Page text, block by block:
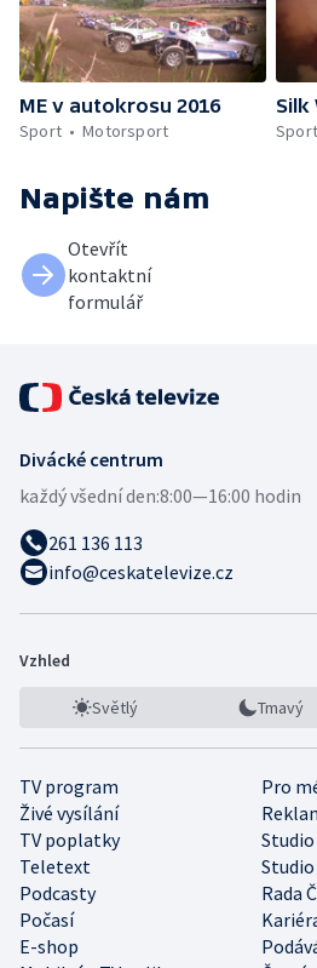
ME v autokrosu 2016
Sport
Motorsport
Silk
Sport
Napište nám
Otevřít
kontaktní
formulář
Divácké centrum
každý všední den:8:00—16:00 hodin
261 136 113
info@ceskatelevize.cz
Vzhled
Světlý Tmavý
TV program
Pro
Živé vysílání
TV poplatky
Teletext
Podcasty
Rada
Počasí
E-shop